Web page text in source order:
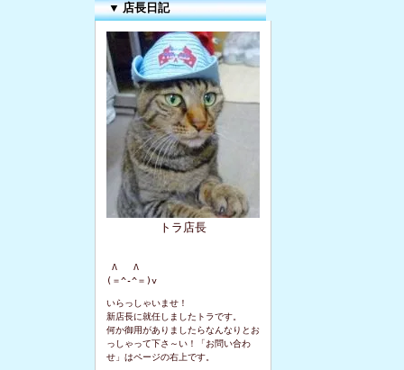
▼ 店長日記
トラ店長
Λ   Λ
(＝^-^＝)v
いらっしゃいませ！
新店長に就任しましたトラです。
何か御用がありましたらなんなりとお
っしゃって下さ～い！「お問い合わ
せ」はページの右上です。